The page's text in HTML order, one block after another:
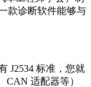
款诊断软件能够与
J2534 标准，您就
CAN 适配器等）